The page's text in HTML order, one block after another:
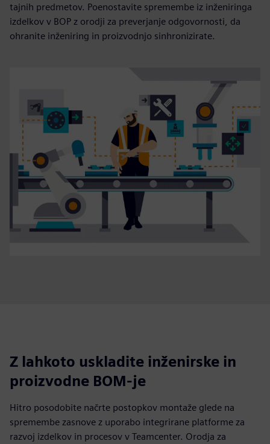
tajnih predmetov. Poenostavite spremembe iz inženiringa
izdelkov v BOP z orodji za preverjanje odgovornosti, da
ohranite inženiring in proizvodnjo sinhronizirate.
Z lahkoto uskladite inženirske in
proizvodne BOM-je
Hitro posodobite načrte postopkov montaže glede na
spremembe zasnove z uporabo integrirane platforme za
razvoj izdelkov in procesov v Teamcenter. Orodja za